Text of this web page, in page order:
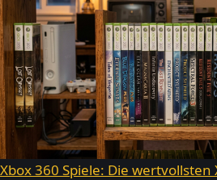
Xbox 360 Spiele: Die wertvollsten